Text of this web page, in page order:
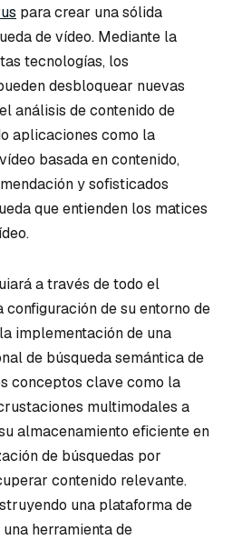
para crear una sólida
de vídeo. Mediante la
tecnologías, los
desbloquear nuevas
análisis de contenido de
aplicaciones como la
basada en contenido,
y sofisticados
que entienden los matices
a través de todo el
configuración de su entorno de
implementación de una
de búsqueda semántica de
conceptos clave como la
multimodales a
almacenamiento eficiente en
de búsquedas por
contenido relevante.
una plataforma de
herramienta de